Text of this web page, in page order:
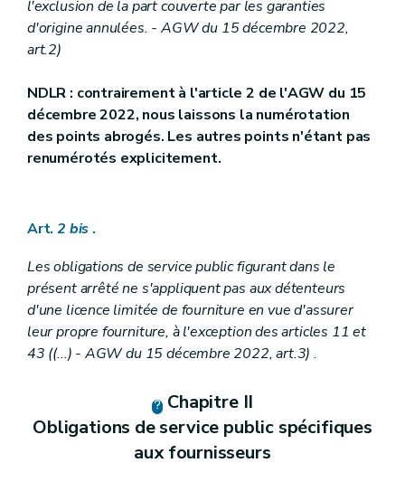
l'exclusion de la part couverte par les garanties
d'origine annulées. - AGW du 15 décembre 2022,
art.2)
NDLR : contrairement à l'article 2 de l'AGW du 15
décembre 2022, nous laissons la numérotation
des points abrogés. Les autres points n'étant pas
renumérotés explicitement.
Art.2 bis .
Les obligations de service public figurant dans le
présent arrêté ne s'appliquent pas aux détenteurs
d'une licence limitée de fourniture en vue d'assurer
leur propre fourniture, à l'exception des articles 11 et
43 ((...) - AGW du 15 décembre 2022, art.3).
Chapitre II
Obligations de service public spécifiques
aux fournisseurs